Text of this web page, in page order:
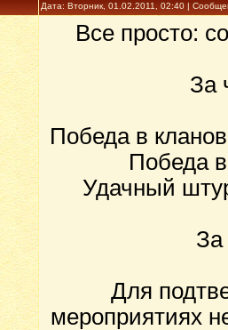
Дата: Вторник, 01.02.2011, 02:40 |
Все просто:
За
Победа в
Победа
Удачный
За
Для
мероприятиях